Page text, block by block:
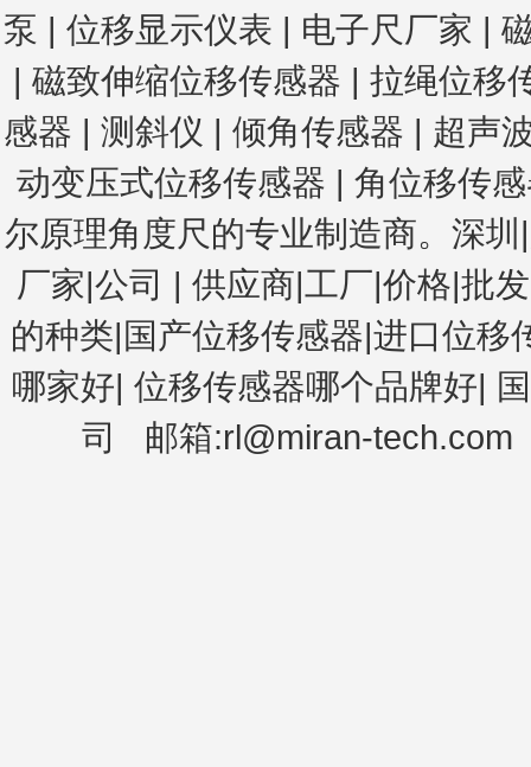
泵 | 位移显示仪表 | 电子尺厂家 |
| 磁致伸缩位移传感器 | 拉绳位移
感器 | 测斜仪 | 倾角传感器 | 超声
动变压式位移传感器 | 角位移传
尔原理角度尺 的专业制造商。深
厂家|公司 | 供应商|工厂|价格|批
的种类|国产位移传感器|进口位移
哪家好| 位移传感器哪个品牌好|
司
邮箱:rl@miran-